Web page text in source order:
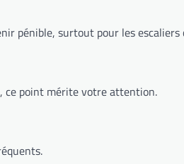
pénible, surtout pour les escaliers
ce point mérite votre attention.